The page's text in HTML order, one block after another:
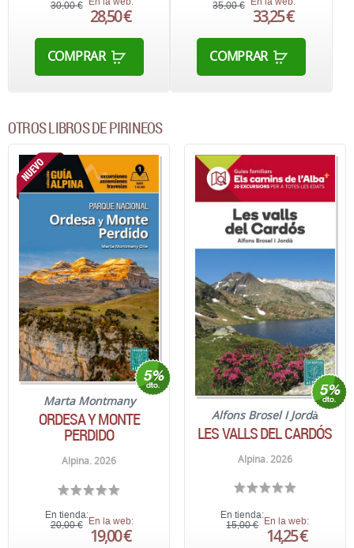
30,00 €
28,50 €
COMPRAR
35,00 €
33,25 €
COMPRAR
OTROS LIBROS DE PIRINEOS
Marta Montmany
ORDESA Y MONTE
PERDIDO
Alpina. 2026
En tienda:
20,00 € En la web:
19,00 €
Alfons Brosel I Jordà
LES VALLS DEL CARDÓS
Alpina. 2026
En tienda:
15,00 €
En la web:
14,25 €